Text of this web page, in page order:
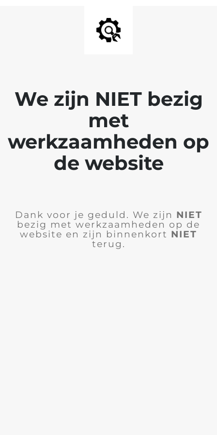
We zijn NIET bezig
met
werkzaamheden op
de website
Dank voor je geduld. We zijn NIET
bezig met werkzaamheden op de
website en zijn binnenkort NIET
terug.